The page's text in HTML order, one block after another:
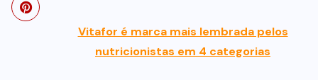
Vitafor é marca mais lembrada pelos
nutricionistas em 4 categorias